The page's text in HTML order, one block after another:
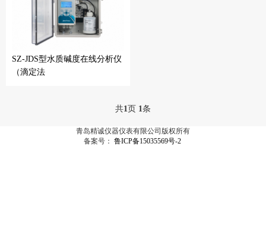
SZ-JDS型水质碱度在线分析仪
（滴定法
共1页 1条
青岛精诚仪器仪表有限公司版权所有
备案号： 鲁ICP备15035569号-2